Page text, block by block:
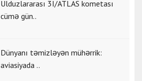
Ulduzlararası 3I/ATLAS kometası
cümə gün..
Dünyanı təmizləyən mühərrik:
aviasiyada ..